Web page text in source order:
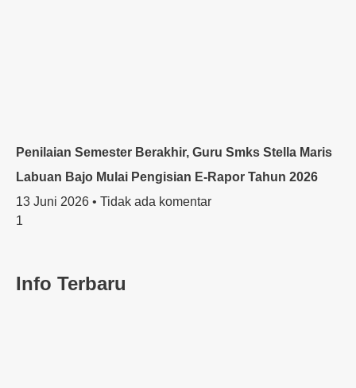
Penilaian Semester Berakhir, Guru Smks Stella Maris
Labuan Bajo Mulai Pengisian E-Rapor Tahun 2026
13 Juni 2026
Tidak ada komentar
Info Terbaru